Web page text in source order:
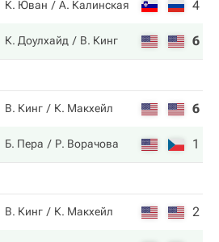
К. Юван А. Калинская 4
К. Доулхайд В. Кинг 6
В. Кинг К. Макхейл 6
Б. Пера Р. Ворачова 1
В. Кинг К. Макхейл 2